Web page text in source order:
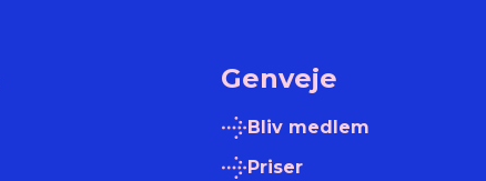
Genveje
Bliv medlem
Priser